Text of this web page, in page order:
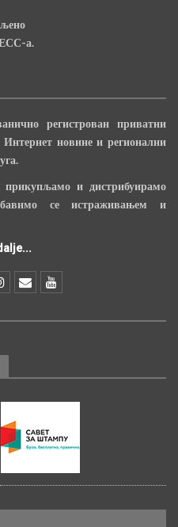
а.
регистрован приватни
новине и регионални
и дистрибуирамо
се истраживањем и